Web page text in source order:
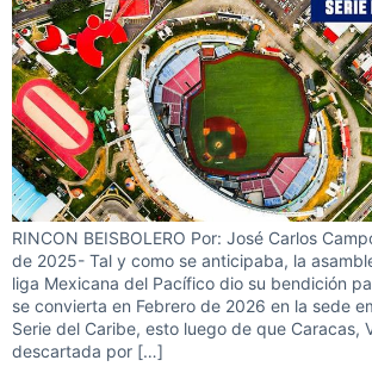
RINCON BEISBOLERO Por: José Carlos
de 2025- Tal y como se anticipaba, la
liga Mexicana del Pacífico dio su bendición
se convierta en Febrero de 2026 en la sede
Serie del Caribe, esto luego de que Caracas,
descartada por […]